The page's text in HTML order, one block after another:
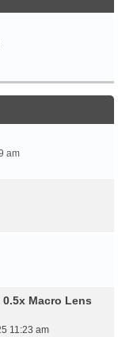
am
Macro Lens
11:23 am